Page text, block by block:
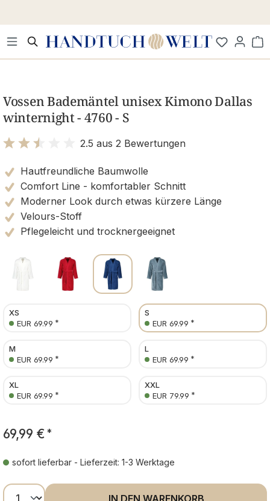
Vossen Bademäntel unisex Kimono Dallas
winternight - 4760 - S
2.5 aus 2 Bewertungen
Hautfreundliche Baumwolle
Comfort Line - komfortabler Schnitt
Moderner Look durch etwas kürzere Länge
Velours-Stoff
Pflegeleicht und trocknergeeignet
XS
EUR 69.99 *
S
EUR 69.99 *
M
EUR 69.99 *
L
EUR 69.99 *
XL
EUR 69.99 *
XXL
EUR 79.99 *
69,99 € *
sofort lieferbar - Lieferzeit: 1-3 Werktage
Produkt Anzahl: Gib den gewünschten